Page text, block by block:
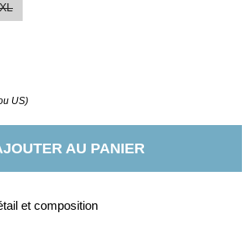
XL
US)
AU PANIER
et composition